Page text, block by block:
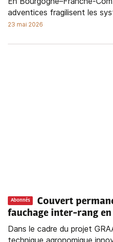
adventices fragilisent les
23 mai 2026
Abonnés
Couvert
fauchage inter-rang en
Dans le cadre du projet
technique agronomique